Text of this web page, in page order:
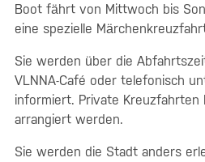
Boot fährt von Mittwoch bis
eine spezielle
Sie werden über die
VLNNA-Café oder telefonisch
informiert. Private Kreuzfahrten
arrangiert werden.
Sie werden die Stadt anders